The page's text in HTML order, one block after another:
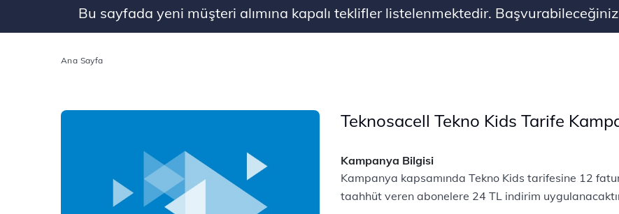
Bu sayfada yeni müşteri alımına kapalı teklifler listelenmektedir.
Ana Sayfa
Teknosacell Tekno Kids Tarife
Kampanya Bilgisi
Kampanya kapsamında Tekno Kids tarifesine 12
taahhüt veren abonelere 24 TL indirim